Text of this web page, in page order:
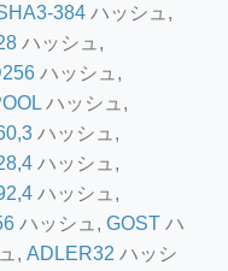
384 ハッシュ,
ハッシュ,
ハッシュ,
ハッシュ,
ハッシュ,
ハッシュ,
ハッシュ,
ハッシュ, GOST ハ
, ADLER32 ハッシ